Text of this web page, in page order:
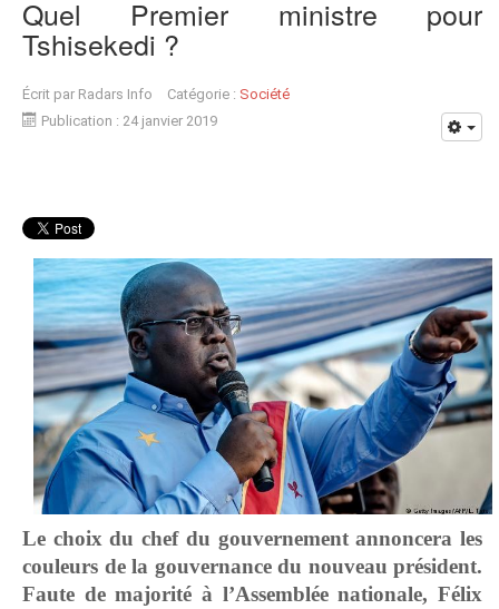
Quel Premier ministre pour
Tshisekedi ?
Écrit par Radars Info Catégorie : Société
Publication : 24 janvier 2019
Le choix du chef du gouvernement annoncera les
couleurs de la gouvernance du nouveau président.
Faute de majorité à l’Assemblée nationale, Félix